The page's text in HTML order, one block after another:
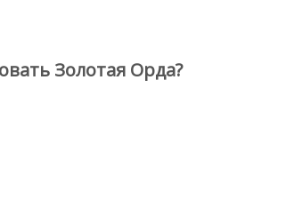
Золотая Орда?